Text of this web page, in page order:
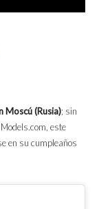
Moscú (Rusia); sin
este
en su cumpleaños